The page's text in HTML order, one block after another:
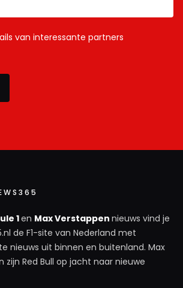
van interessante partners
1en Max Verstappen nieuws vind je
de F1-site van Nederland met
nieuws uit binnen en buitenland. Max
zijn Red Bull op jacht naar nieuwe